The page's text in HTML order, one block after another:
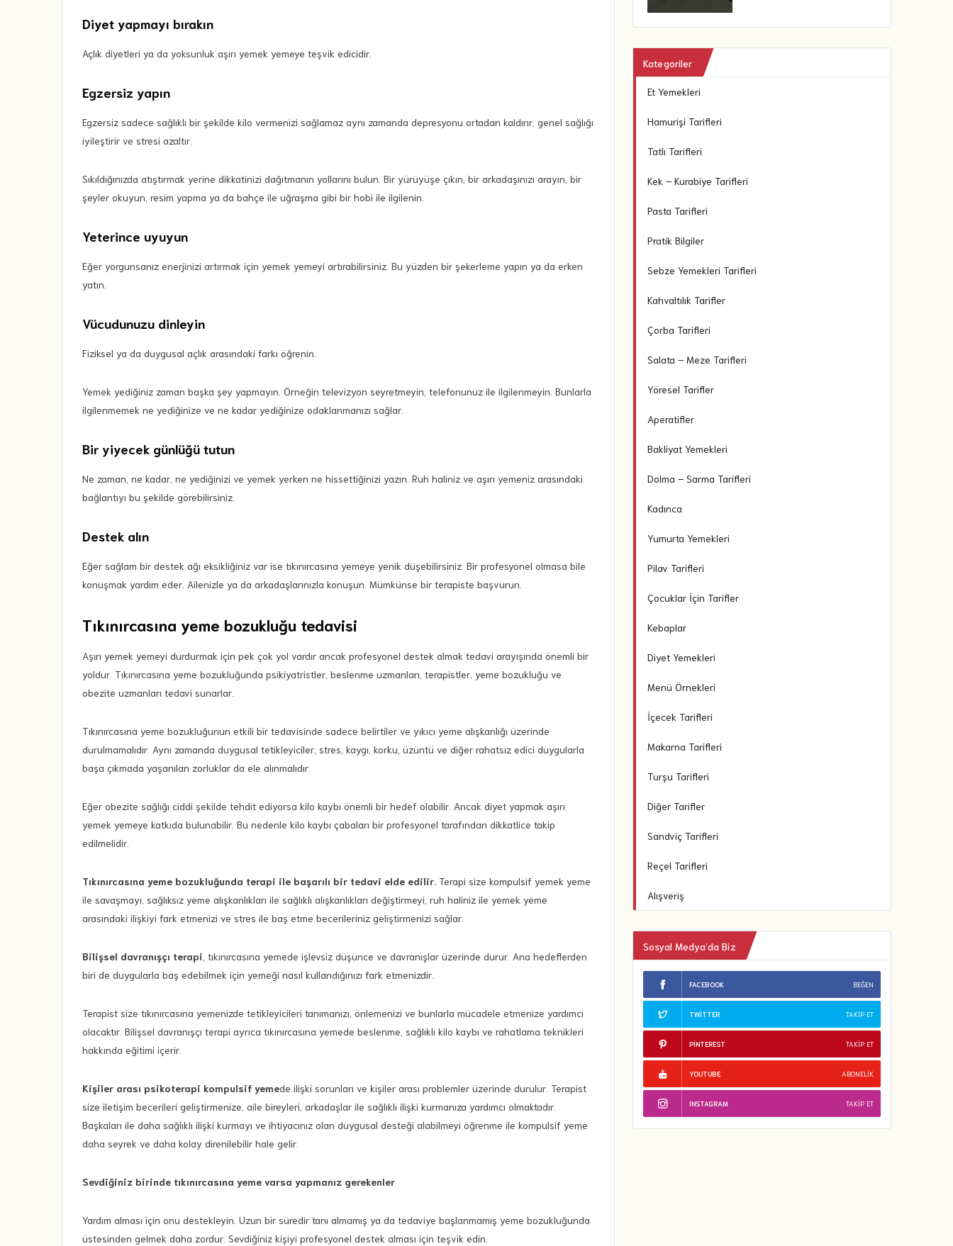
Diyet yapmayı bırakın
Açlık diyetleri ya da yoksunluk aşırı yemek yemeye teşvik edicidir.
Egzersiz yapın
Egzersiz sadece sağlıklı bir şekilde kilo vermenizi sağlamaz aynı zamanda depresyonu ortadan kaldırır, genel sağlığı
iyileştirir ve stresi azaltır.
Sıkıldığınızda atıştırmak yerine dikkatinizi dağıtmanın yollarını bulun. Bir yürüyüşe çıkın, bir arkadaşınızı arayın, bir
şeyler okuyun, resim yapma ya da bahçe ile uğraşma gibi bir hobi ile ilgilenin.
Yeterince uyuyun
Eğer yorgunsanız enerjinizi artırmak için yemek yemeyi artırabilirsiniz. Bu yüzden bir şekerleme yapın ya da erken
yatın.
Vücudunuzu dinleyin
Fiziksel ya da duygusal açlık arasındaki farkı öğrenin.
Yemek yediğiniz zaman başka şey yapmayın. Örneğin televizyon seyretmeyin, telefonunuz ile ilgilenmeyin. Bunlarla
ilgilenmemek ne yediğinize ve ne kadar yediğinize odaklanmanızı sağlar.
Bir yiyecek günlüğü tutun
Ne zaman, ne kadar, ne yediğinizi ve yemek yerken ne hissettiğinizi yazın. Ruh haliniz ve aşırı yemeniz arasındaki
bağlantıyı bu şekilde görebilirsiniz.
Destek alın
Eğer sağlam bir destek ağı eksikliğiniz var ise tıkınırcasına yemeye yenik düşebilirsiniz. Bir profesyonel olmasa bile
konuşmak yardım eder. Ailenizle ya da arkadaşlarınızla konuşun. Mümkünse bir terapiste başvurun.
Tıkınırcasına yeme bozukluğu tedavisi
Aşırı yemek yemeyi durdurmak için pek çok yol vardır ancak profesyonel destek almak tedavi arayışında önemli bir
yoldur. Tıkınırcasına yeme bozukluğunda psikiyatristler, beslenme uzmanları, terapistler, yeme bozukluğu ve
obezite uzmanları tedavi sunarlar.
Tıkınırcasına yeme bozukluğunun etkili bir tedavisinde sadece belirtiler ve yıkıcı yeme alışkanlığı üzerinde
durulmamalıdır. Aynı zamanda duygusal tetikleyiciler, stres, kaygı, korku, üzüntü ve diğer rahatsız edici duygularla
başa çıkmada yaşanılan zorluklar da ele alınmalıdır.
Eğer obezite sağlığı ciddi şekilde tehdit ediyorsa kilo kaybı önemli bir hedef olabilir. Ancak diyet yapmak aşırı
yemek yemeye katkıda bulunabilir. Bu nedenle kilo kaybı çabaları bir profesyonel tarafından dikkatlice takip
edilmelidir.
Tıkınırcasına yeme bozukluğunda terapi ile başarılı bir tedavi elde edilir. Terapi size kompulsif yemek yeme
ile savaşmayı, sağlıksız yeme alışkanlıkları ile sağlıklı alışkanlıkları değiştirmeyi, ruh haliniz ile yemek yeme
arasındaki ilişkiyi fark etmenizi ve stres ile baş etme becerileriniz geliştirmenizi sağlar.
Bilişsel davranışçı terapi , tıkınırcasına yemede işlevsiz düşünce ve davranışlar üzerinde durur. Ana hedeflerden
biri de duygularla baş edebilmek için yemeği nasıl kullandığınızı fark etmenizdir.
Terapist size tıkınırcasına yemenizde tetikleyicileri tanımanızı, önlemenizi ve bunlarla mücadele etmenize yardımcı
olacaktır. Bilişsel davranışçı terapi ayrıca tıkınırcasına yemede beslenme, sağlıklı kilo kaybı ve rahatlama teknikleri
hakkında eğitimi içerir.
Kişiler arası psikoterapi kompulsif yemede ilişki sorunları ve kişiler arası problemler üzerinde durulur. Terapist
size iletişim becerileri geliştirmenize, aile bireyleri, arkadaşlar ile sağlıklı ilişki kurmanıza yardımcı olmaktadır.
Başkaları ile daha sağlıklı ilişki kurmayı ve ihtiyacınız olan duygusal desteği alabilmeyi öğrenme ile kompulsif yeme
daha seyrek ve daha kolay direnilebilir hale gelir.
Sevdiğiniz birinde tıkınırcasına yeme varsa yapmanız gerekenler
Yardım alması için onu destekleyin. Uzun bir süredir tanı almamış ya da tedaviye başlanmamış yeme bozukluğunda
üstesinden gelmek daha zordur. Sevdiğiniz kişiyi profesyonel destek alması için teşvik edin.
Kategoriler
Et Yemekleri
Hamurişi Tarifleri
Tatlı Tarifleri
Kek – Kurabiye Tarifleri
Pasta Tarifleri
Pratik Bilgiler
Sebze Yemekleri Tarifleri
Kahvaltılık Tarifler
Çorba Tarifleri
Salata – Meze Tarifleri
Yöresel Tarifler
Aperatifler
Bakliyat Yemekleri
Dolma – Sarma Tarifleri
Kadınca
Yumurta Yemekleri
Pilav Tarifleri
Çocuklar İçin Tarifler
Kebaplar
Diyet Yemekleri
Menü Örnekleri
İçecek Tarifleri
Makarna Tarifleri
Turşu Tarifleri
Diğer Tarifler
Sandviç Tarifleri
Reçel Tarifleri
Alışveriş
Sosyal Medya’da Biz
FACEBOOK BEĞEN
TWITTER TAKIP ET
PINTEREST TAKIP ET
YOUTUBE ABONELIK
INSTAGRAM TAKIP ET